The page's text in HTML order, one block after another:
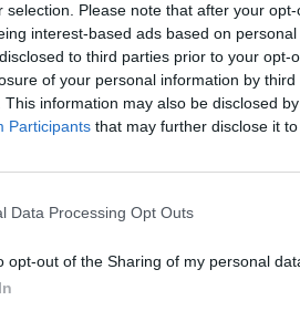
selection. Please note that after your
interest-based ads based on
to third parties prior to your opt-
of your personal information by third
This information may also be disclosed
Participants that may further disclose it
Data Processing Opt Outs
opt-out of the Sharing of my personal
în fiecare lună întreţinerea
2.400 de lei alocaţi pentru
reprezintă cheltuieli cu